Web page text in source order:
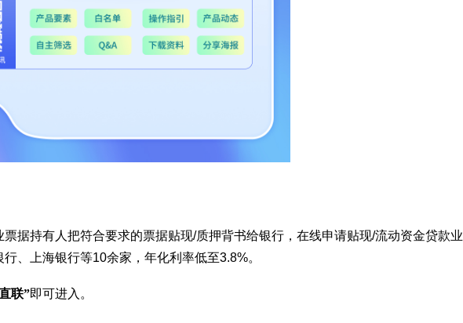
据持有人把符合要求的票据贴现/质押背书给银行，在线申请贴现/流动资金贷款业
、 上海银行等10余家，年化利率低至3.8%。
联”即可进入。